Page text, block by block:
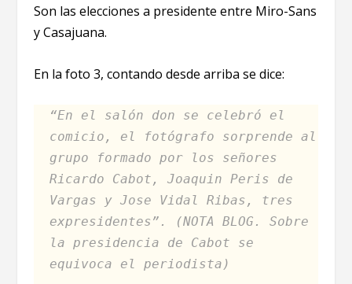
Son las elecciones a presidente entre Miro-Sans
y Casajuana.
En la foto 3, contando desde arriba se dice:
“En el salón don se celebró el
comicio, el fotógrafo sorprende al
grupo formado por los señores
Ricardo Cabot, Joaquin Peris de
Vargas y Jose Vidal Ribas, tres
expresidentes”. (NOTA BLOG. Sobre
la presidencia de Cabot se
equivoca el periodista)